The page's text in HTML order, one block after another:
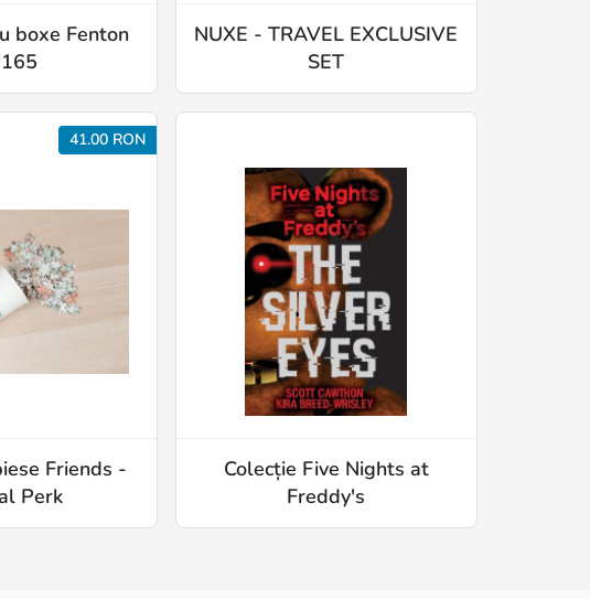
boxe Fenton
NUXE - TRAVEL EXCLUSIVE
SET
41.00 RON
Friends -
Perk
Colecție Five Nights at
Freddy's